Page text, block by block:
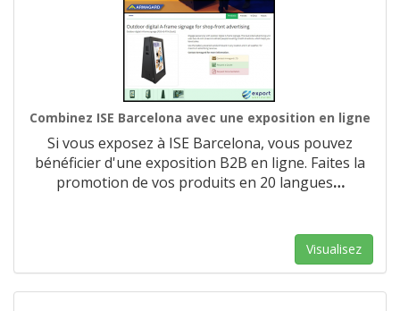
Combinez ISE Barcelona avec une exposition en ligne
Si vous exposez à ISE Barcelona, vous pouvez
bénéficier d'une exposition B2B en ligne. Faites la
promotion de vos produits en 20 langues…
Visualisez